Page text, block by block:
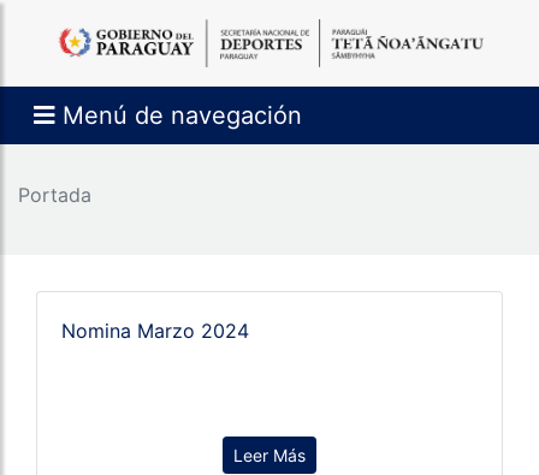
Menú de navegación
Portada
Nomina Marzo 2024
Leer Más